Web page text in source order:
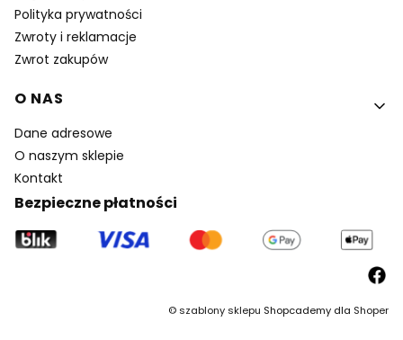
Polityka prywatności
Zwroty i reklamacje
Zwrot zakupów
O NAS
Dane adresowe
O naszym sklepie
Kontakt
Bezpieczne płatności
©szablony sklepu Shopcademy dla Shoper